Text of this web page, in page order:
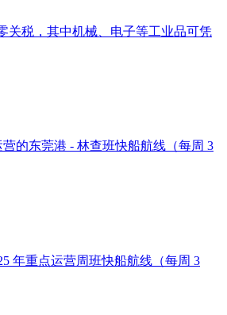
关税，其中机械、电子等工业品可凭
的东莞港 - 林查班快船航线（每周 3
年重点运营周班快船航线（每周 3